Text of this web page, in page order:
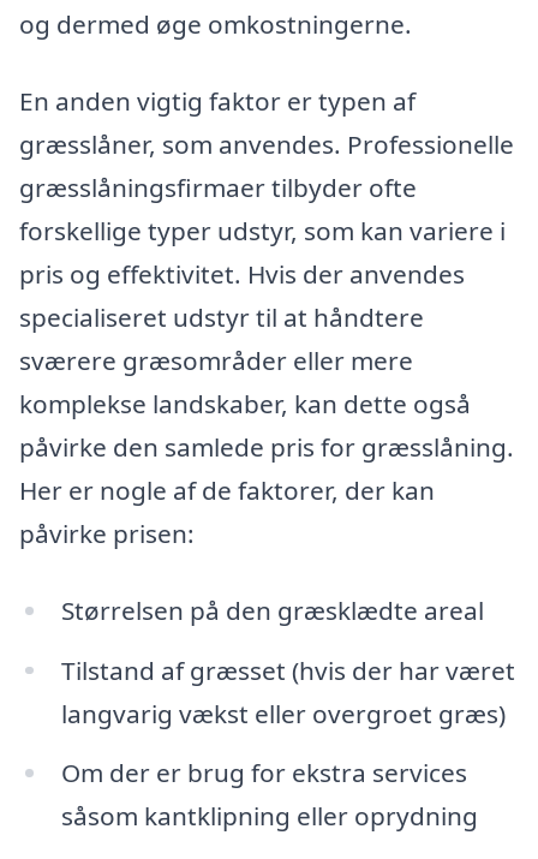
og dermed øge omkostningerne.
En anden vigtig faktor er typen af
græsslåner, som anvendes. Professionelle
græsslåningsfirmaer tilbyder ofte
forskellige typer udstyr, som kan variere i
pris og effektivitet. Hvis der anvendes
specialiseret udstyr til at håndtere
sværere græsområder eller mere
komplekse landskaber, kan dette også
påvirke den samlede pris for græsslåning.
Her er nogle af de faktorer, der kan
påvirke prisen:
Størrelsen på den græsklædte areal
Tilstand af græsset (hvis der har været
langvarig vækst eller overgroet græs)
Om der er brug for ekstra services
såsom kantklipning eller oprydning